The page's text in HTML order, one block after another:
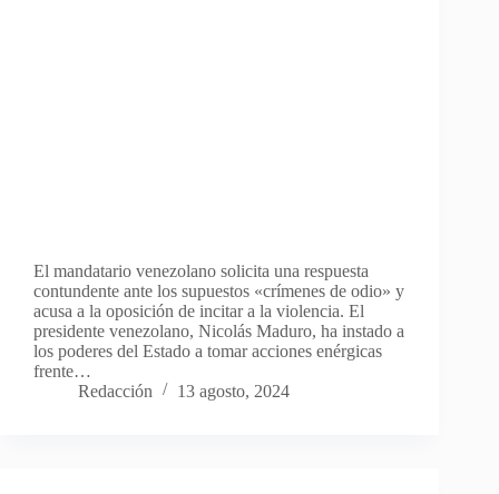
El mandatario venezolano solicita una respuesta
contundente ante los supuestos «crímenes de odio» y
acusa a la oposición de incitar a la violencia. El
presidente venezolano, Nicolás Maduro, ha instado a
los poderes del Estado a tomar acciones enérgicas
frente…
Redacción
13 agosto, 2024